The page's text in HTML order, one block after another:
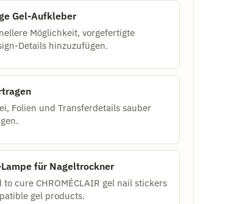
Gel-Aufkleber
Möglichkeit, vorgefertigte
Details hinzuzufügen.
Folien und Transferdetails sauber
Lampe für Nageltrockner
to cure CHROMÉCLAIR gel nail stickers
gel products.